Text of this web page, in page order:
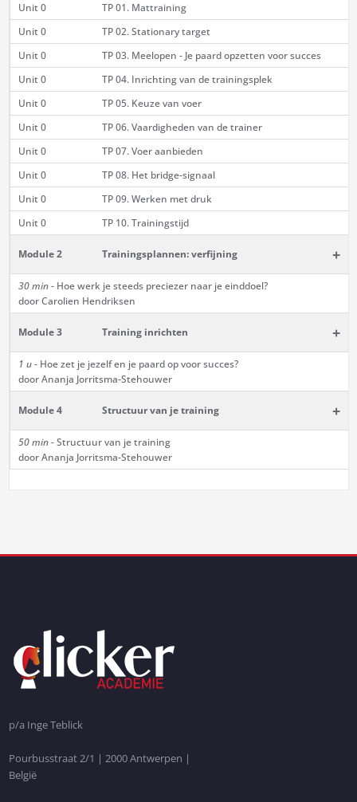
Unit 0
TP 01. Mattraining
Unit 0
TP 02. Stationary target
Unit 0
TP 03. Meelopen - Je paard opzetten voor succes
Unit 0
TP 04. Inrichting van de trainingsplek
Unit 0
TP 05. Keuze van voer
Unit 0
TP 06. Vaardigheden van de trainer
Unit 0
TP 07. Voer aanbieden
Unit 0
TP 08. Het bridge-signaal
Unit 0
TP 09. Werken met druk
Unit 0
TP 10. Trainingstijd
Module 2 Trainingsplannen: verfijning +
30 min -Hoe werk je steeds preciezer naar je einddoel?
door Carolien Hendriksen
Module 3 Training inrichten +
1 u -Hoe zet je jezelf en je paard op voor succes?
door Ananja Jorritsma-Stehouwer
Module 4 Structuur van je training +
50 min -Structuur van je training
door Ananja Jorritsma-Stehouwer
p/a Inge Teblick
Pourbusstraat 2/1 | 2000 Antwerpen |
België